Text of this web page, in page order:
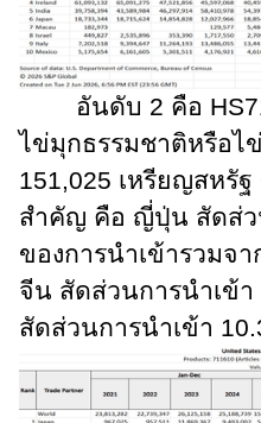
อันดับ 2 คือ HS
ไข่มุกธรรมชาติหรือไ
151,025 เหรียญสหรั
สำคัญ คือ ญี่ปุ่น สัดส่ว
ของการนำเข้ารวมจ
จีน สัดส่วนการนำเข้
สัดส่วนการนำเข้า